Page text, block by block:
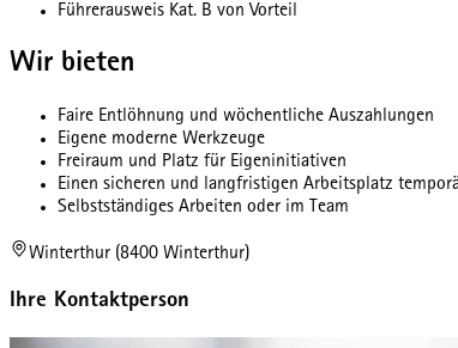
Führerausweis Kat. B von Vorteil
Wir bieten
Faire Entlöhnung und wöchentliche Auszahlungen
Eigene moderne Werkzeuge
Freiraum und Platz für Eigeninitiativen
Einen sicheren und langfristigen Arbeitsplatz
Selbstständiges Arbeiten oder im Team
Winterthur (8400 Winterthur)
Ihre Kontaktperson